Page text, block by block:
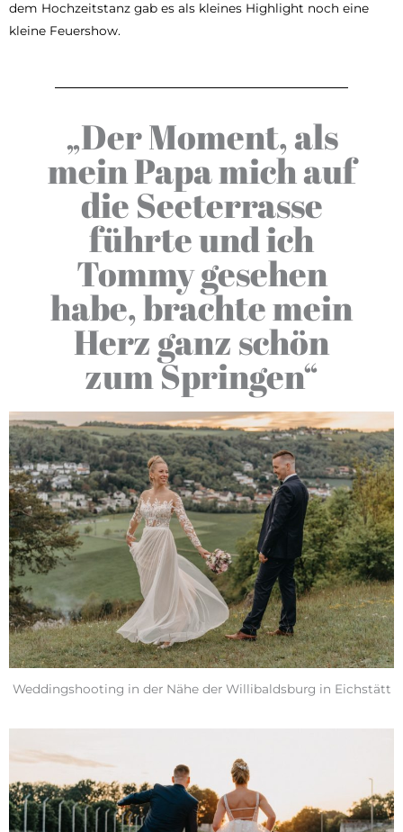
dem Hochzeitstanz gab es als kleines Highlight noch eine
kleine Feuershow.
„Der Moment, als
mein Papa mich auf
die Seeterrasse
führte und ich
Tommy gesehen
habe, brachte mein
Herz ganz schön
zum Springen“
Weddingshooting in der Nähe der Willibaldsburg in Eichstätt